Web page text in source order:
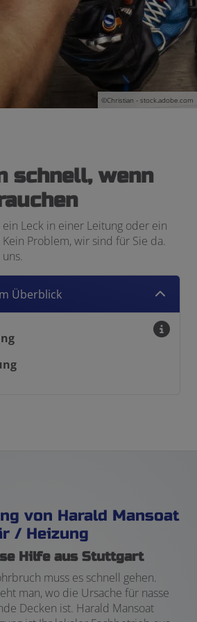
©Christian - stock.adobe.com
schnell, wenn
ein Leck in einer Leitung oder ein
Problem, wir sind für Sie da.
Überblick
von Harald Mansoat
/ Heizung
Hilfe aus Stuttgart
muss es schnell gehen.
man, wo die Ursache für nasse
Decken ist. Harald Mansoat